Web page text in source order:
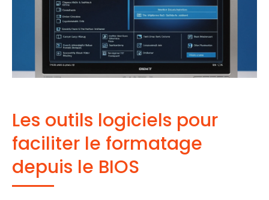
Les outils logiciels pour
faciliter le formatage
depuis le BIOS